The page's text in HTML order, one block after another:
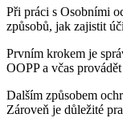
Při práci s Osobními
způsobů, jak zajistit
Prvním krokem je
OOPP a včas
Dalším způsobem
Zároveň je důležité